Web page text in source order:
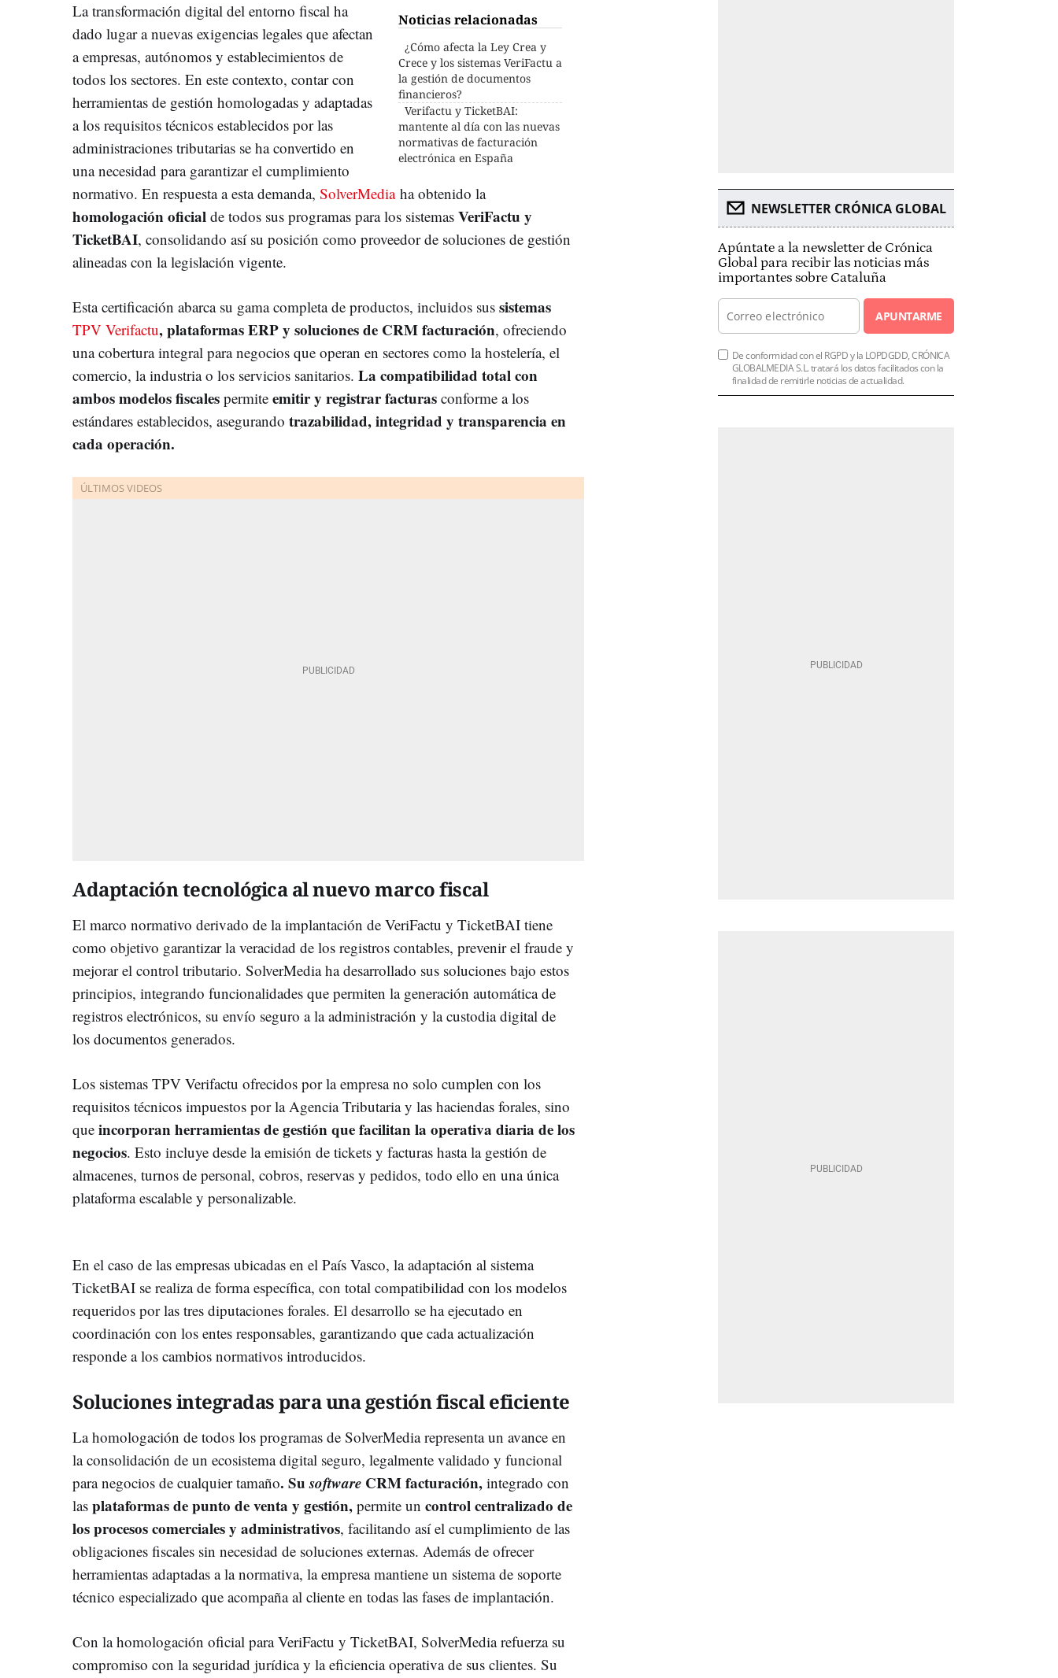
Noticias relacionadas
¿Cómo afecta la Ley Crea y
Crece y los sistemas VeriFactu a
la gestión de documentos
financieros?
Verifactu y TicketBAI:
mantente al día con las nuevas
normativas de facturación
electrónica en España
La transformación digital del entorno fiscal ha
dado lugar a nuevas exigencias legales que afectan
a empresas, autónomos y establecimientos de
todos los sectores. En este contexto, contar con
herramientas de gestión homologadas y adaptadas
a los requisitos técnicos establecidos por las
administraciones tributarias se ha convertido en
una necesidad para garantizar el cumplimiento
normativo. En respuesta a esta demanda, SolverMediaha obtenido la
homologación oficial de todos sus programas para los sistemas VeriFactu y
TicketBAI, consolidando así su posición como proveedor de soluciones de gestión
alineadas con la legislación vigente.
Esta certificación abarca su gama completa de productos, incluidos sus sistemas
TPV Verifactu, plataformas ERP y soluciones de CRM facturación, ofreciendo
una cobertura integral para negocios que operan en sectores como la hostelería, el
comercio, la industria o los servicios sanitarios. La compatibilidad total con
ambos modelosfiscales permite emitir y registrar facturas conforme a los
estándares establecidos, asegurando trazabilidad, integridad y transparencia en
cada operación.
Adaptación tecnológica al nuevo marco fiscal
El marco normativo derivado de la implantación de VeriFactu y TicketBAI tiene
como objetivo garantizar la veracidad de los registros contables, prevenir el fraude y
mejorar el control tributario. SolverMedia ha desarrollado sus soluciones bajo estos
principios, integrando funcionalidades que permiten la generación automática de
registros electrónicos, su envío seguro a la administración y la custodia digital de
los documentos generados.
Los sistemas TPV Verifactu ofrecidos por la empresa no solo cumplen con los
requisitos técnicos impuestos por la Agencia Tributaria y las haciendas forales, sino
que incorporan herramientas de gestión que facilitan la operativa diaria de los
negocios. Esto incluye desde la emisión de tickets y facturas hasta la gestión de
almacenes, turnos de personal, cobros, reservas y pedidos, todo ello en una única
plataforma escalable y personalizable.
En el caso de las empresas ubicadas en el País Vasco, la adaptación al sistema
TicketBAI se realiza de forma específica, con total compatibilidad con los modelos
requeridos por las tres diputaciones forales. El desarrollo se ha ejecutado en
coordinación con los entes responsables, garantizando que cada actualización
responde a los cambios normativos introducidos.
Soluciones integradas para una gestión fiscal eficiente
La homologación de todos los programas de SolverMedia representa un avance en
la consolidación de un ecosistema digital seguro, legalmente validado y funcional
para negocios de cualquier tamaño. Susoftware CRM facturación, integrado con
las plataformas de punto de venta y gestión, permite un control centralizado de
los procesos comerciales y administrativos, facilitando así el cumplimiento de las
obligaciones fiscales sin necesidad de soluciones externas. Además de ofrecer
herramientas adaptadas a la normativa, la empresa mantiene un sistema de soporte
técnico especializado que acompaña al cliente en todas las fases de implantación.
Con la homologación oficial para VeriFactu y TicketBAI, SolverMedia refuerza su
compromiso con la seguridad jurídica y la eficiencia operativa de sus clientes. Su
NEWSLETTER CRÓNICA GLOBAL
Apúntate a la newsletter de Crónica
Global para recibir las noticias más
importantes sobre Cataluña
APUNTARME
De conformidad con el RGPD y la LOPDGDD, CRÓNICA
GLOBALMEDIA S.L. tratará los datos facilitados con la
finalidad de remitirle noticias de actualidad.